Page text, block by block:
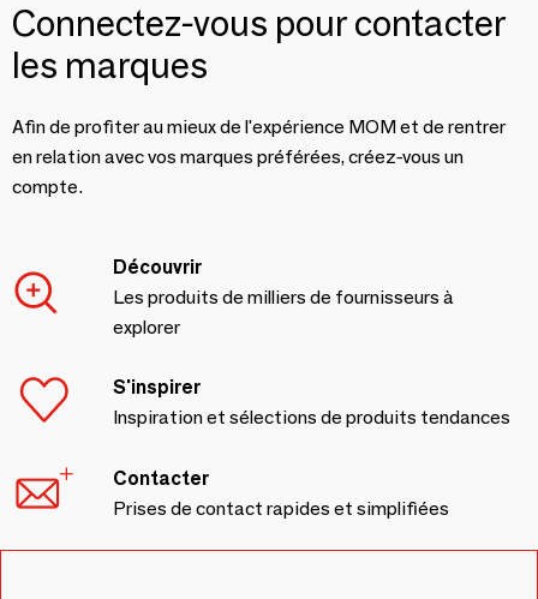
Connectez-vous pour contacter
les marques
Afin de profiter au mieux de l'expérience MOM et de rentrer
en relation avec vos marques préférées, créez-vous un
compte.
Découvrir
Les produits de milliers de fournisseurs à
explorer
S'inspirer
Inspiration et sélections de produits tendances
Contacter
Prises de contact rapides et simplifiées